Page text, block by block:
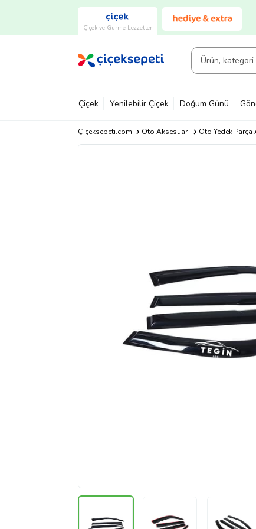
Çiçek ve Gurme Lezzetler
Çiçek Yenilebilir Çiçek Doğum Günü
Çiçeksepeti.com Oto Aksesuar Oto Yedek Parça